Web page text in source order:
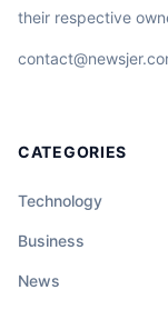
their respective
CATEGORIES
Technology
Business
News